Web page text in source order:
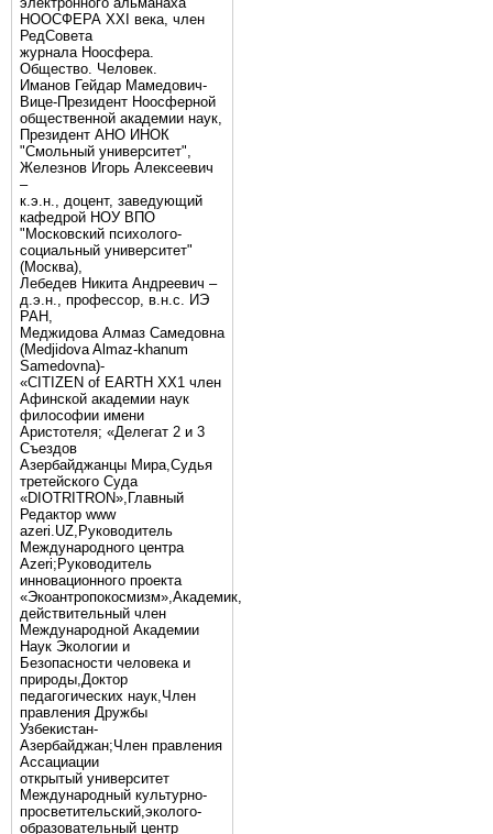
НООСФЕРА XXI века, член
РедСовета
журнала Ноосфера.
Общество. Человек.
Иманов Гейдар Мамедович-
Вице-Президент Ноосферной
общественной академии наук,
Президент АНО ИНОК
"Смольный университет",
Железнов Игорь Алексеевич
–
к.э.н., доцент, заведующий
кафедрой НОУ ВПО
"Московский психолого-
социальный университет"
(Москва),
Лебедев Никита Андреевич –
д.э.н., профессор, в.н.с. ИЭ
РАН,
Меджидова Алмаз Самедовна
(Medjidova Almaz-khanum
Samedovna)-
«CITIZEN of EARTH XX1 член
Афинской академии наук
философии имени
Аристотеля; «Делегат 2 и 3
Съездов
Азербайджанцы Мира,Судья
третейского Суда
«DIOTRITRON»,Главный
Редактор www
azeri.UZ,Руководитель
Международного центра
Аzeri;Руководитель
инновационного проекта
«Экоантропокосмизм»,Академик,
действительный член
Международной Академии
Наук Экологии и
Безопасности человека и
природы,Доктор
педагогических наук,Член
правления Дружбы
Узбекистан-
Азербайджан;Член правления
Ассациации
открытый университет
Международный культурно-
просветительский,эколого-
образовательный центр